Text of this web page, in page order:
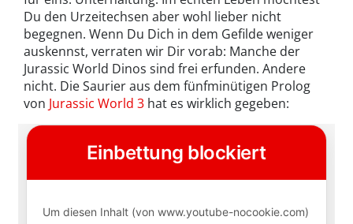
Du den Urzeitechsen aber wohl lieber nicht
begegnen. Wenn Du Dich in dem Gefilde weniger
auskennst, verraten wir Dir vorab: Manche der
Jurassic World Dinos sind frei erfunden. Andere
nicht. Die Saurier aus dem fünfminütigen Prolog
von Jurassic World 3 hat es wirklich gegeben: